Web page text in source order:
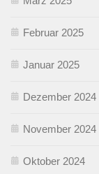
Februar 2025
Januar 2025
Dezember 2024
November 2024
Oktober 2024